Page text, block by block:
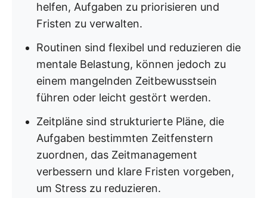
helfen, Aufgaben zu priorisieren und
Fristen zu verwalten.
Routinen sind flexibel und reduzieren die
mentale Belastung, können jedoch zu
einem mangelnden Zeitbewusstsein
führen oder leicht gestört werden.
Zeitpläne sind strukturierte Pläne, die
Aufgaben bestimmten Zeitfenstern
zuordnen, das Zeitmanagement
verbessern und klare Fristen vorgeben,
um Stress zu reduzieren.